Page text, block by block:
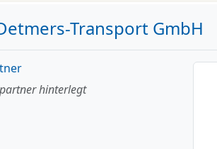
Transport GmbH
hinterlegt